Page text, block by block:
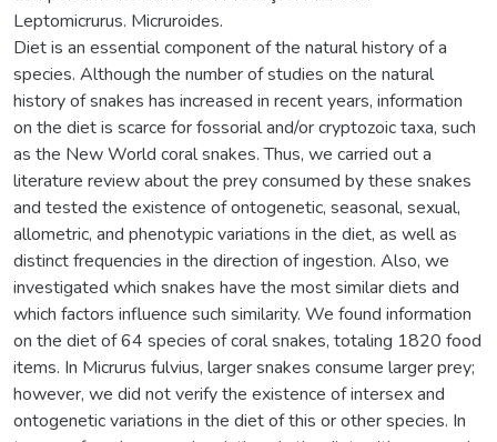
Leptomicrurus. Micruroides.
Diet is an essential component of the natural history of a
species. Although the number of studies on the natural
history of snakes has increased in recent years, information
on the diet is scarce for fossorial and/or cryptozoic taxa, such
as the New World coral snakes. Thus, we carried out a
literature review about the prey consumed by these snakes
and tested the existence of ontogenetic, seasonal, sexual,
allometric, and phenotypic variations in the diet, as well as
distinct frequencies in the direction of ingestion. Also, we
investigated which snakes have the most similar diets and
which factors influence such similarity. We found information
on the diet of 64 species of coral snakes, totaling 1820 food
items. In Micrurus fulvius, larger snakes consume larger prey;
however, we did not verify the existence of intersex and
ontogenetic variations in the diet of this or other species. In